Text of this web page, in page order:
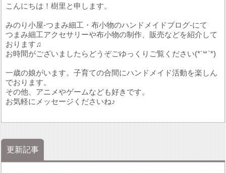
こんにちは！樹里と申します。
みのり小屋-つまみ細工・布小物のハンドメイドブログ-にて
つまみ細工アクセサリーや布小物の制作、販売などを紹介して
おります♫
お時間がございましたらどうぞごゆっくりご覧ください(*´꒳`*)
一歳の娘がいます。子育ての合間にハンドメイド活動を楽しん
でおります。
その他、アニメやゲームなども好きです。
お気軽にメッセージくださいね♪
更新記事